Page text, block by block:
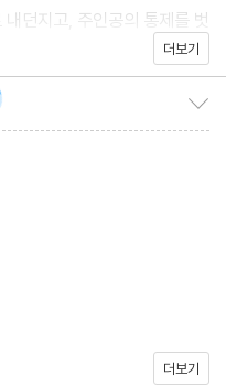
던지고, 주인공의 통제를 벗
더보기
더보기